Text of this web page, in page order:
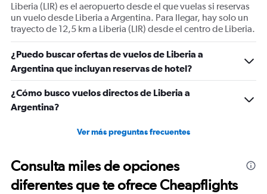
Liberia (LIR) es el aeropuerto desde el que vuelas si reservas
un vuelo desde Liberia a Argentina. Para llegar, hay solo un
trayecto de 12,5 km a Liberia (LIR) desde el centro de Liberia.
¿Puedo buscar ofertas de vuelos de Liberia a
Argentina que incluyan reservas de hotel?
¿Cómo busco vuelos directos de Liberia a
Argentina?
Ver más preguntas frecuentes
Consulta miles de opciones
diferentes que te ofrece Cheapflights